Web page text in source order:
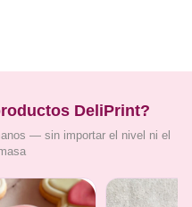
DeliPrint?
— sin importar el nivel ni el